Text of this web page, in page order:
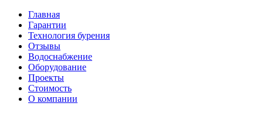
Главная
Гарантии
Технология бурения
Отзывы
Водоснабжение
Оборудование
Проекты
Стоимость
О компании